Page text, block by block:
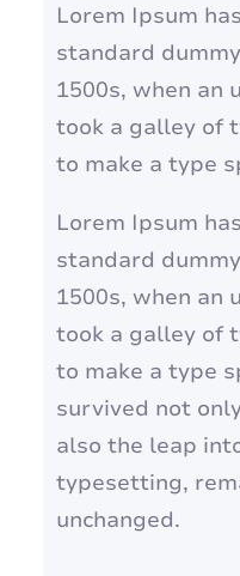
Lorem Ipsum
standard
1500s, when an
took a galley of
to make a type
Lorem Ipsum
standard
1500s, when an
took a galley of
to make a type
survived not
also the leap
typesetting,
unchanged.